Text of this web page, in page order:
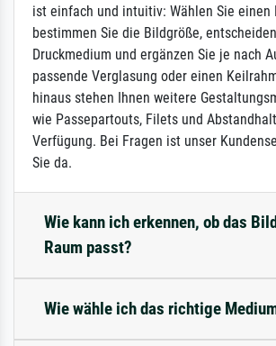
ist einfach und intuitiv: Wählen Sie einen
bestimmen Sie die Bildgröße,
Druckmedium und ergänzen Sie je nach
passende Verglasung oder einen
hinaus stehen Ihnen weitere
wie Passepartouts, Filets und
Verfügung. Bei Fragen ist unser
Sie da.
Wie kann ich erkennen, ob das
Raum passt?
Wie wähle ich das richtige